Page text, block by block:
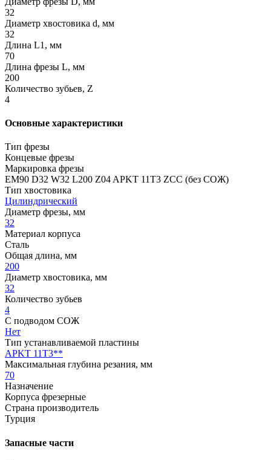
32
Диаметр хвостовика d, мм
32
Длина L1, мм
70
Длина фрезы L, мм
200
Количество зубьев, Z
4
Основные характеристики
Тип фрезы
Концевые фрезы
Маркировка фрезы
EM90 D32 W32 L200 Z04 APKT 11T3 ZCC (без СОЖ)
Тип хвостовика
Цилиндрический
Диаметр фрезы, мм
32
Материал корпуса
Сталь
Общая длина, мм
200
Диаметр хвостовика, мм
32
Количество зубьев
4
С подводом СОЖ
Нет
Тип устанавливаемой пластины
APKT 11T3**
Максимальная глубина резания, мм
70
Назначение
Корпуса фрезерные
Страна производитель
Турция
Запасные части